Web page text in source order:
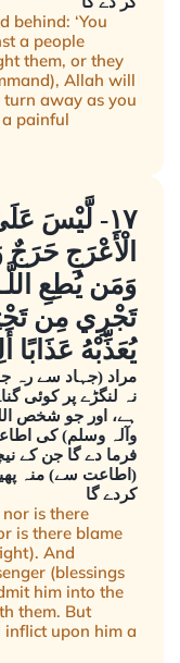
behind: ‘You
a people
them, or they
Allah will
away as you
painful
١٧- لَّيْسَ
الْأَعْرَجِ
وَمَن يُطِعِ
تَجْرِي مِن
يُعَذِّبْهُ عَذَابًا
مراد (جہاد سے رہ
نہ لنگڑے پر کوئی
ہے، اور جو شخص
وآلہ وسلم) کی
فرما دے گا جن کے
(اطاعت سے) منہ
کردے گا
is there
is there blame
And
(blessings
him into the
them. But
inflict upon him a